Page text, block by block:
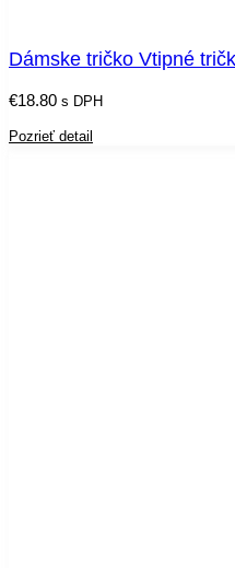
Dámske tričko Vtipné
€18.80 s DPH
Pozrieť detail